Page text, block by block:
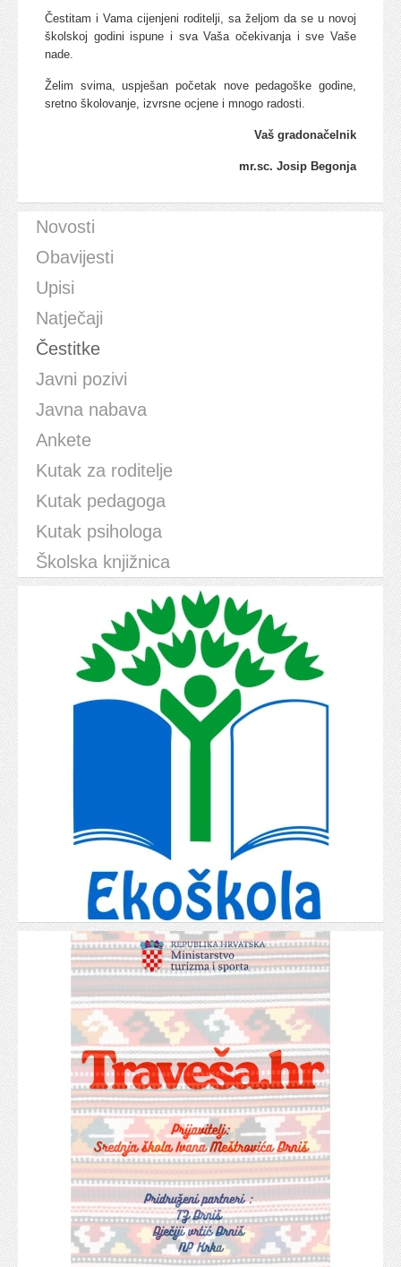
Čestitam i Vama cijenjeni roditelji, sa željom da se u novoj
školskoj godini ispune i sva Vaša očekivanja i sve Vaše
nade.
Želim svima, uspješan početak nove pedagoške godine,
sretno školovanje, izvrsne ocjene i mnogo radosti.
Vaš gradonačelnik
mr.sc. Josip Begonja
Novosti
Obavijesti
Upisi
Natječaji
Čestitke
Javni pozivi
Javna nabava
Ankete
Kutak za roditelje
Kutak pedagoga
Kutak psihologa
Školska knjižnica